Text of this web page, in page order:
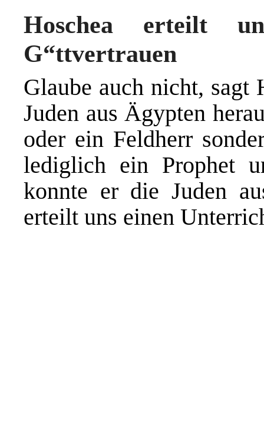
Hoschea erteilt
G“ttvertrauen
Glaube auch nicht, sagt
Juden aus Ägypten
oder ein Feldherr
lediglich ein Prophet
konnte er die Juden
erteilt uns einen